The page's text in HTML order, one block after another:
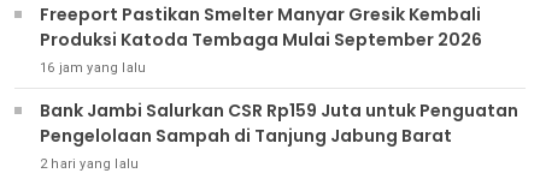
Freeport Pastikan Smelter Manyar Gresik Kembali
Produksi Katoda Tembaga Mulai September 2026
16 jam yang lalu
Bank Jambi Salurkan CSR Rp159 Juta untuk Penguatan
Pengelolaan Sampah di Tanjung Jabung Barat
2 hari yang lalu